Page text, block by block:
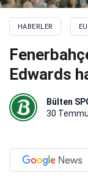
HABERLER
Edwards
Bülten
30